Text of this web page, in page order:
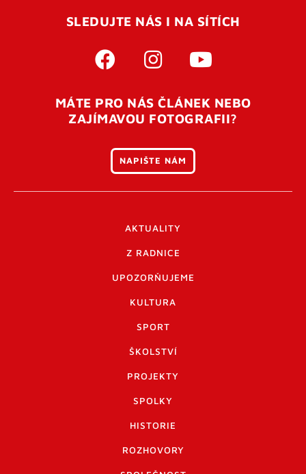
SLEDUJTE NÁS I NA SÍTÍCH
MÁTE PRO NÁS ČLÁNEK NEBO
ZAJÍMAVOU FOTOGRAFII?
NAPIŠTE NÁM
AKTUALITY
Z RADNICE
UPOZORŇUJEME
KULTURA
SPORT
ŠKOLSTVÍ
PROJEKTY
SPOLKY
HISTORIE
ROZHOVORY